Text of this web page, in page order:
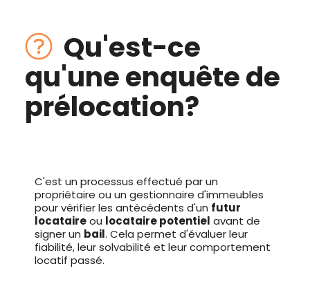
Qu'est-ce
qu'une enquête de
prélocation?
C'est un processus effectué par un
propriétaire ou un gestionnaire d'immeubles
pour vérifier les antécédents d'un futur
locataireou locataire potentiel avant de
signer un bail. Cela permet d'évaluer leur
fiabilité, leur solvabilité et leur comportement
locatif passé.